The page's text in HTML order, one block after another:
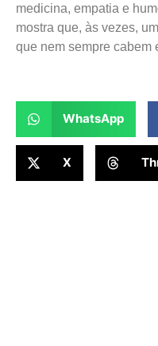
medicina, empatia e
mostra que, às vezes,
que nem sempre cabem
WhatsApp
X